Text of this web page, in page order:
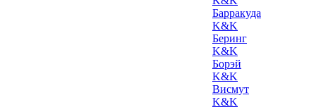
Барракуда
K&K
Беринг
K&K
Борэй
K&K
Висмут
K&K